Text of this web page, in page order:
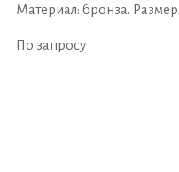
Материал: бронза.
По запросу